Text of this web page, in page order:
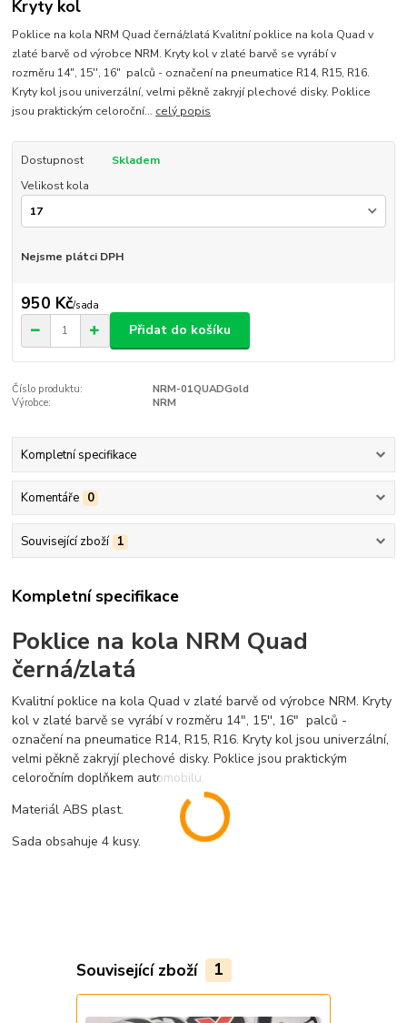
Kryty kol
Poklice na kola NRM Quad černá/zlatá Kvalitní poklice na kola Quad v
zlaté barvě od výrobce NRM. Kryty kol v zlaté barvě se vyrábí v
rozměru 14", 15'', 16" palců - označení na pneumatice R14, R15, R16.
Kryty kol jsou univerzální, velmi pěkně zakryjí plechové disky. Poklice
jsou praktickým celoroční... celý popis
Dostupnost
Skladem
Velikost kola
Nejsme plátci DPH
950 Kč/sada
Přidat do košíku
Číslo produktu:
NRM-01QUADGold
Výrobce:
NRM
Kompletní specifikace
Komentáře 0
Související zboží 1
Kompletní specifikace
Poklice na kola NRM Quad
černá/zlatá
Kvalitní poklice na kola Quad v zlaté barvě od výrobce NRM. Kryty
kol v zlaté barvě se vyrábí v rozměru 14", 15'', 16" palců -
označení na pneumatice R14, R15, R16. Kryty kol jsou univerzální,
velmi pěkně zakryjí plechové disky. Poklice jsou praktickým
celoročním doplňkem automobilu.
Materiál ABS plast.
Sada obsahuje 4 kusy.
Související zboží 1